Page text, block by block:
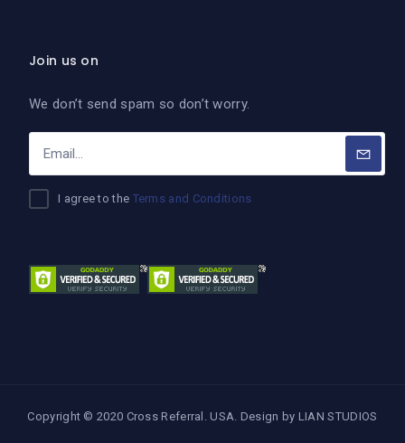
Join us on
We don’t send spam so don’t worry.
I agree to the Terms and Conditions
Copyright © 2020 Cross Referral. USA. Design by LIAN STUDIOS